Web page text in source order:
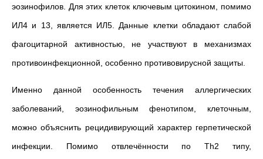
эозинофилов. Для этих клеток ключевым цитокином, помимо
ИЛ4 и 13, является ИЛ5. Данные клетки обладают слабой
фагоцитарной активностью, не участвуют в механизмах
противоинфекционной, особенно противовирусной защиты.
Именно данной особенность течения аллергических
заболеваний, эозинофильным фенотипом, клеточным,
можно объяснить рецидивирующий характер герпетической
инфекции. Помимо отвлечённости по Th2 типу,